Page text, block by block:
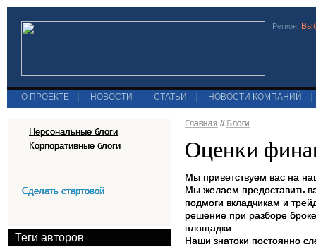
Регион:
О ПРОЕКТЕ НОВОСТИ СТАТЬИ НОВОСТИ КОМПАНИЙ
Персональные блоги
Корпоративные блоги
Сделать стартовой
Теги авторов
Главная // Блоги
Оценки
Мы приветствуем вас на
Мы желаем предоставить
подмоги вкладчикам и
решение при разборе
площадки.
Наши знатоки постоянно